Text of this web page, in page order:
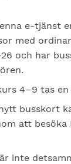
e-tjänst
med
och har
4–9 tas
busskort
att
inte